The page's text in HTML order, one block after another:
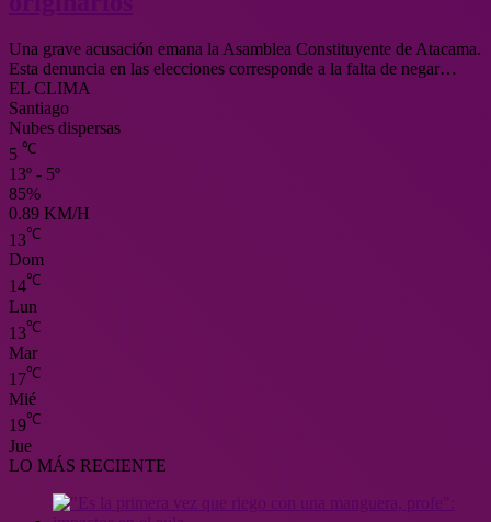
Una grave acusación emana la Asamblea Constituyente de Atacama.
Esta denuncia en las elecciones corresponde a la falta de negar…
EL CLIMA
Santiago
Nubes dispersas
5 ℃
13º - 5º
85%
0.89 KM/H
13℃
Dom
14℃
Lun
13℃
Mar
17℃
Mié
19℃
Jue
LO MÁS RECIENTE